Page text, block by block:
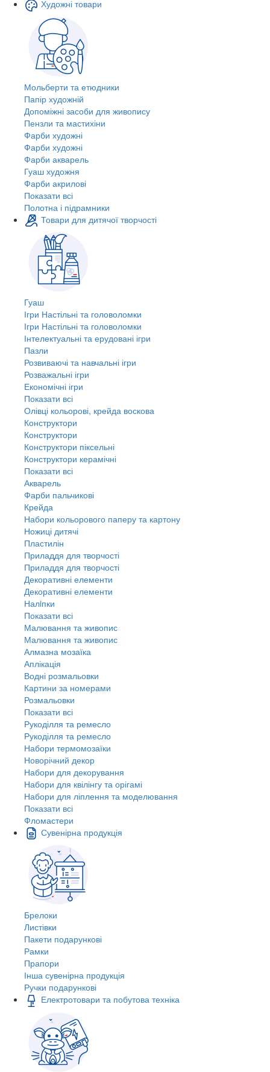
Художні товари
Мольберти та етюдники
Папір художній
Допоміжні засоби для живопису
Пензли та мастихіни
Фарби художні
Фарби художні
Фарби акварель
Гуаш художня
Фарби акрилові
Показати всі
Полотна і підрамники
Товари для дитячої творчості
Гуаш
Ігри Настільні та головоломки
Ігри Настільні та головоломки
Інтелектуальні та ерудовані ігри
Пазли
Розвиваючі та навчальні ігри
Розважальні ігри
Економічні ігри
Показати всі
Олівці кольорові, крейда воскова
Конструктори
Конструктори
Конструктори піксельні
Конструктори керамічні
Показати всі
Акварель
Фарби пальчикові
Крейда
Набори кольорового паперу та картону
Ножиці дитячі
Пластилін
Приладдя для творчості
Приладдя для творчості
Декоративні елементи
Декоративні елементи
Налiпки
Показати всі
Малювання та живопис
Малювання та живопис
Алмазна мозаїка
Аплікація
Водні розмальовки
Картини за номерами
Розмальовки
Показати всі
Рукоділля та ремесло
Рукоділля та ремесло
Набори термомозаїки
Новорічний декор
Набори для декорування
Набори для квілінгу та орігамі
Набори для ліплення та моделювання
Показати всі
Фломастери
Сувенірна продукція
Брелоки
Листівки
Пакети подарункові
Рамки
Прапори
Інша сувенірна продукція
Ручки подарункові
Електротовари та побутова техніка